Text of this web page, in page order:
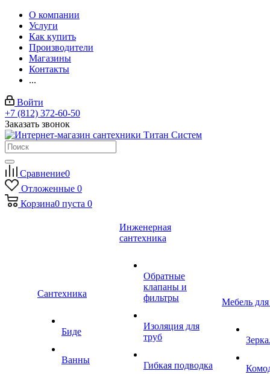
О компании
Услуги
Как купить
Производители
Магазины
Контакты
...
Войти
+7 (812) 372-60-50
Заказать звонок
Сравнение0
Отложенные 0
Корзина0 пуста 0
Сантехника
Биде
Ванны
Инженерная
сантехника
Обратные
клапаны и
фильтры
Изоляция для
труб
Гибкая подводка
Мебель